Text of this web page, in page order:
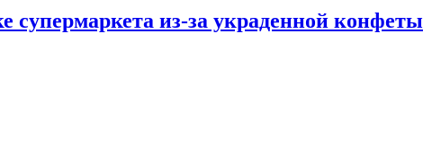
супермаркета из-за украденной конфеты